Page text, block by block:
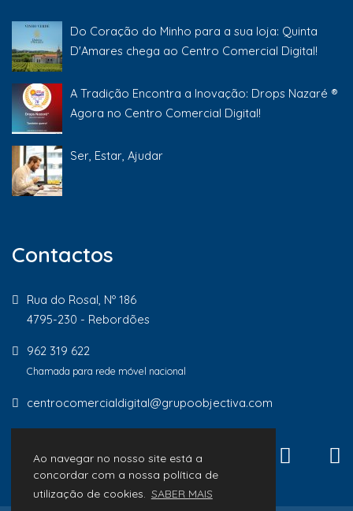
Ao navegar no nosso site está a
concordar com a nossa política de
utilização de cookies. SABER MAIS
Do Coração do Minho para a sua loja: Quinta
D'Amares chega ao Centro Comercial Digital!
A Tradição Encontra a Inovação: Drops Nazaré ®
Agora no Centro Comercial Digital!
Ser, Estar, Ajudar
Contactos
Rua do Rosal, Nº 186
4795-230 - Rebordões
962 319 622
Chamada para rede móvel nacional
centrocomercialdigital@grupoobjectiva.com